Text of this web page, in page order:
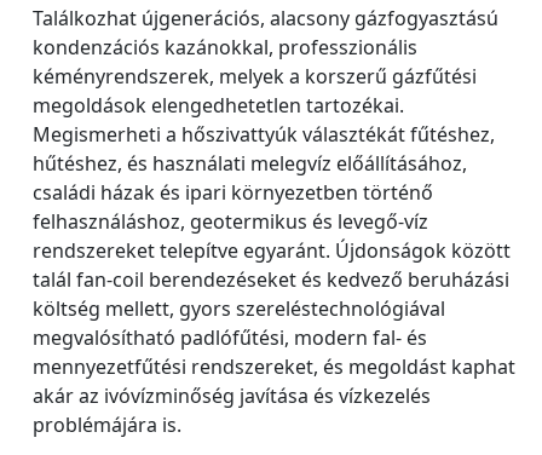
Találkozhat újgenerációs, alacsony gázfogyasztású
kondenzációs kazánokkal, professzionális
kéményrendszerek, melyek a korszerű gázfűtési
megoldások elengedhetetlen tartozékai.
Megismerheti a hőszivattyúk választékát fűtéshez,
hűtéshez, és használati melegvíz előállításához,
családi házak és ipari környezetben történő
felhasználáshoz, geotermikus és levegő-víz
rendszereket telepítve egyaránt. Újdonságok között
talál fan-coil berendezéseket és kedvező beruházási
költség mellett, gyors szereléstechnológiával
megvalósítható padlófűtési, modern fal- és
mennyezetfűtési rendszereket, és megoldást kaphat
akár az ivóvízminőség javítása és vízkezelés
problémájára is.